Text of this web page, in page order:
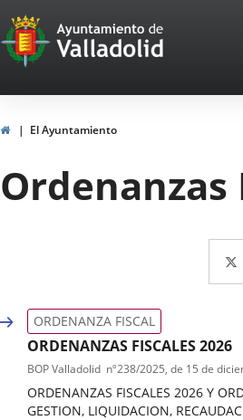
Portal
Web
del
Ayuntamiento
de
Valladolid
HomeEl Ayuntamiento
Ordenanzas
ORDENANZAS FISCALES 2026
ORDENANZAS FISCALES 2026 Y
GESTION, LIQUIDACION,
ORDENANZA FISCAL
BOP Valladolid nº238/2025, de 15 de